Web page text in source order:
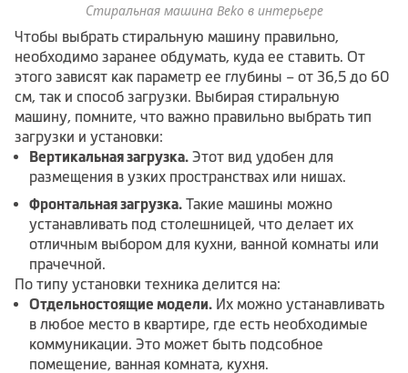
Стиральная машина Beko в интерьере
Чтобы выбрать стиральную машину правильно,
необходимо заранее обдумать, куда ее ставить. От
этого зависят как параметр ее глубины – от 36,5 до 60
см, так и способ загрузки. Выбирая стиральную
машину, помните, что важно правильно выбрать тип
загрузки и установки:
Вертикальная загрузка. Этот вид удобен для
размещения в узких пространствах или нишах.
Фронтальная загрузка. Такие машины можно
устанавливать под столешницей, что делает их
отличным выбором для кухни, ванной комнаты или
прачечной.
По типу установки техника делится на:
Отдельностоящие модели. Их можно устанавливать
в любое место в квартире, где есть необходимые
коммуникации. Это может быть подсобное
помещение, ванная комната, кухня.